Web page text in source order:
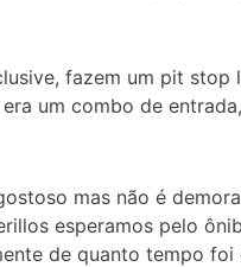
fazem um pit
um combo de
mas não é
esperamos pelo
de quanto tempo foi